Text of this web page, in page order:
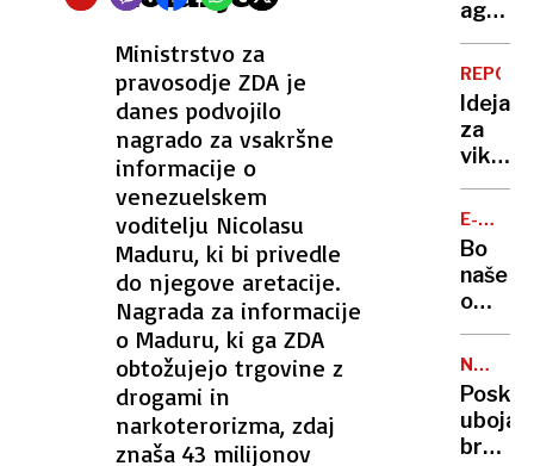
Ministrstvo za
pravosodje ZDA je
danes podvojilo
nagrado za vsakršne
informacije o
venezuelskem
voditelju Nicolasu
Maduru, ki bi privedle
do njegove aretacije.
Nagrada za informacije
o Maduru, ki ga ZDA
obtožujejo trgovine z
drogami in
narkoterorizma, zdaj
znaša 43 milijonov
pot
za
eno
uro
Hrvat
posilil
kar
222-
krat,
tudi
s
pištolo
v
rokah
Ideja
za
vikend
izlet:
med
jezeri
in
s
E-
Bo
naše
več
vozil?
Njihovo
število
NAPAD
Z
NOŽEM
uboja